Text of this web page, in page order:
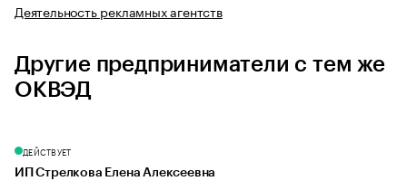
Деятельность рекламных агентств
Другие предприниматели с тем же
ОКВЭД
ДЕЙСТВУЕТ
ИП Стрелкова Елена Алексеевна